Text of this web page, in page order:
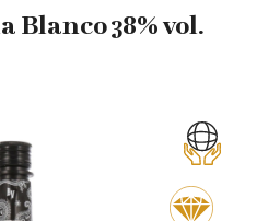
Blanco 38% vol.